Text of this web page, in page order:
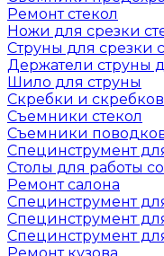
Ремонт стекол
Ножи для срезки
Струны для срезки
Держатели струны
Шило для струны
Скребки и
Съемники стекол
Съемники поводков
Специнструмент
Столы для работы
Ремонт салона
Специнструмент
Специнструмент
Специнструмент